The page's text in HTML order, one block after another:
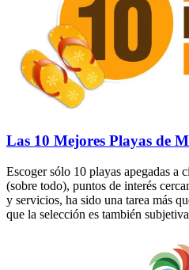
Las 10 Mejores Playas de
Escoger sólo 10 playas apegadas a
(sobre todo), puntos de interés
y servicios, ha sido una tarea más
que la selección es también